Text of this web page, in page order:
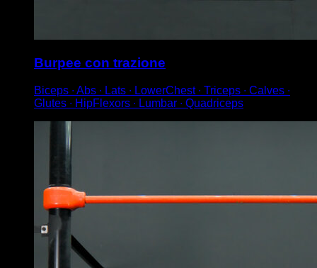
Burpee con trazione
Biceps ∙ Abs ∙ Lats ∙ LowerChest ∙ Triceps ∙ Calves ∙
Glutes ∙ HipFlexors ∙ Lumbar ∙ Quadriceps